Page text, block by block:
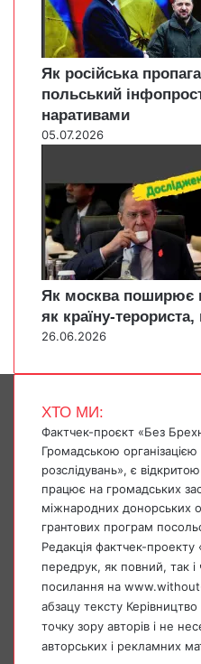
Як російська
польський
наративами
05.07.2026
Як москва поширює
як країну-
26.06.2026
ХТО МИ:
Фактчек-проєкт «Без
Громадською організацією
розслідувань», є
працює на громадських
міжнародних донорських
грантових програм
Редакція фактчек-проекту
передрук, як повний, так
посилання на
абзацу тексту
точку зору авторів і не
авторських і рекламних